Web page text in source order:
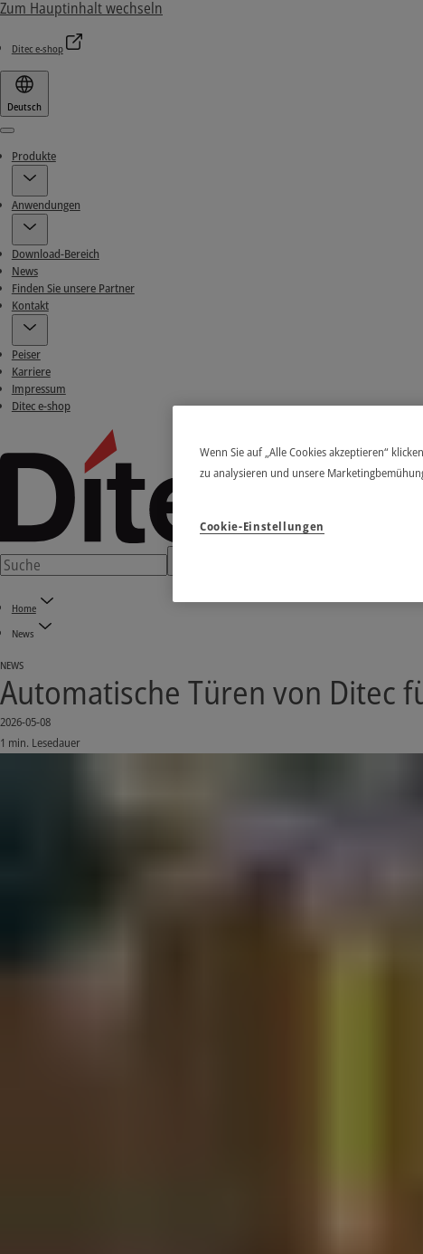
Zum Hauptinhalt wechseln
Ditec e-shop
Deutsch
Menu
Produkte
Anwendungen
Download-Bereich
News
Finden Sie unsere Partner
Kontakt
Peiser
Karriere
Impressum
Ditec e-shop
Home
News
NEWS
Automatische Türen von Ditec
2026-05-08
1 min. Lesedauer
Wenn Sie auf „Alle Cookies akzeptieren“
zu analysieren und unsere
Cookie-Einstellungen